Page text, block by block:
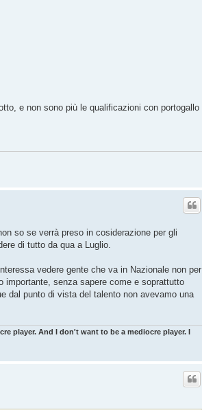
e non sono più le qualificazioni con portogallo
so se verrà preso in cosiderazione per gli
di tutto da qua a Luglio.
vedere gente che va in Nazionale non per
importante, senza sapere come e soprattutto
dal punto di vista del talento non avevamo una
player. And I don't want to be a mediocre player. I